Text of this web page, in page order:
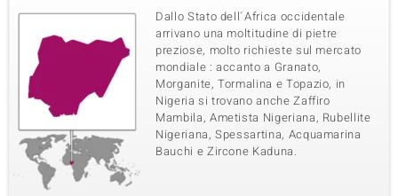
Dallo Stato dell´Africa occidentale
arrivano una moltitudine di pietre
preziose, molto richieste sul mercato
mondiale : accanto a Granato,
Morganite, Tormalina e Topazio, in
Nigeria si trovano anche Zaffiro
Mambila, Ametista Nigeriana, Rubellite
Nigeriana, Spessartina, Acquamarina
Bauchi e Zircone Kaduna.